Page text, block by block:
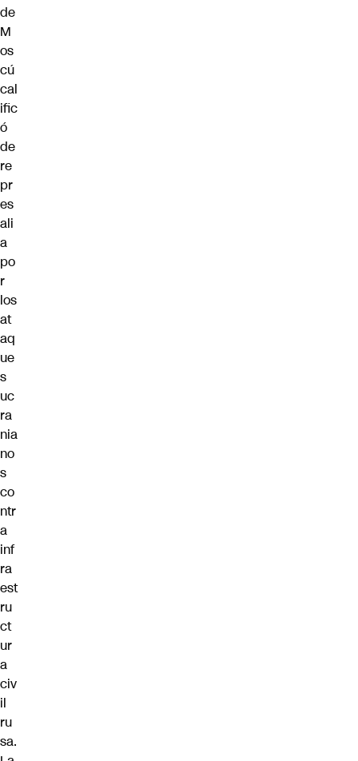
de
M
os
cú
cal
ific
ó
de
re
pr
es
ali
a
po
r
los
at
aq
ue
s
uc
ra
nia
no
s
co
ntr
a
inf
ra
est
ru
ct
ur
a
civ
il
ru
sa.